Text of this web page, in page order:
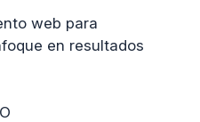
web para
en resultados